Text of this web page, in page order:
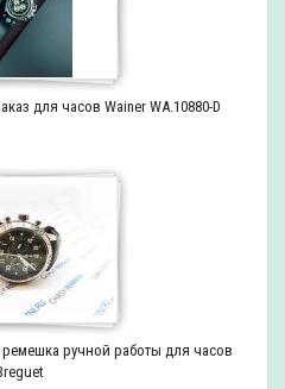
для часов Wainer WA.10880-D
ручной работы для часов